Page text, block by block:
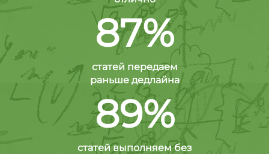
87%
статей передаем
раньше дедлайна
89%
статей выполняем без